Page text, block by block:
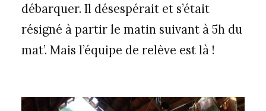
débarquer. Il désespérait et s’était
résigné à partir le matin suivant à 5h du
mat’. Mais l’équipe de relève est là !